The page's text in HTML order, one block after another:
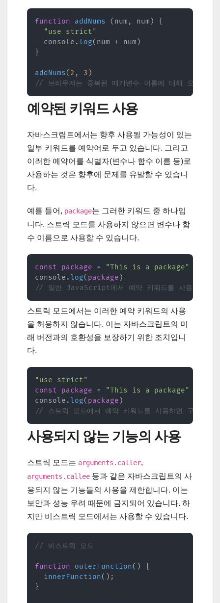
function addNums ( num , num )
{
"use strict"
  console
.log( num + num )
}
addNums( 2 , 3 )
// 브라우저는 중복된 매개변수 이름에 대해 오류를 발
예약된 키워드 사용
자바스크립트에서는 향후 사용될 가능성이 있는
일부 키워드를 예약어로 두고 있습니다. 그리고
이러한 예약어를 식별자(변수나 함수 이름 등)로
사용하는 것은 향후에 문제를 유발할 수 있습니
다.
예를 들어, package는 그러한 키워드 중 하나입
니다. 스트릭 모드를 사용하지 않으면 변수나 함
수 이름으로 사용할 수 있습니다.
const package =
"This is a package"
console .log( package )
// 일반 JavaScript에서 예약 키워드를 사용하면 로
스트릭 모드에서는 이러한 예약 키워드의 사용
을 허용하지 않습니다. 이는 자바스크립트의 미
래 버전과의 호환성을 보장하기 위한 조치입니
다.
"use strict"
const
package =
"This is a package"
console .log( package )
// 스트릭 모드에서 예약 키워드를 사용하면 구문 오
사용되지 않는 기능의 사용
스트릭 모드는 arguments.caller,
arguments.callee 등과 같은 자바스크립트의 사
용되지 않는 기능들의 사용을 제한합니다. 이는
보안과 성능 우려 때문에 금지되어 있습니다. 하
지만 비스트릭 모드에서는 사용할 수 있습니다.
// 비스트릭 모드
function outerFunction( )
{
innerFunction( ) ;
}